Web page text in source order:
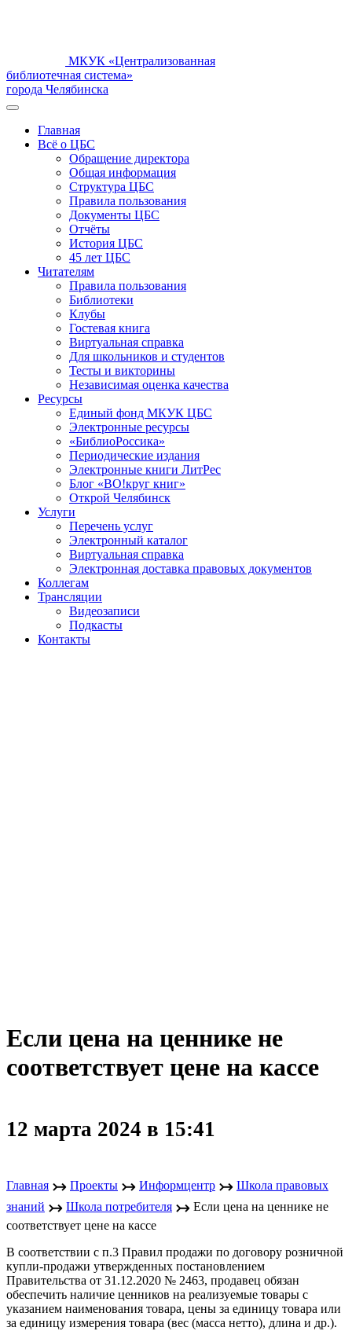
МКУК «Централизованная
библиотечная система»
города Челябинска
Главная
Всё о ЦБС
Обращение директора
Общая информация
Структура ЦБС
Правила пользования
Документы ЦБС
Отчёты
История ЦБС
45 лет ЦБС
Читателям
Правила пользования
Библиотеки
Клубы
Гостевая книга
Виртуальная справка
Для школьников и студентов
Тесты и викторины
Независимая оценка качества
Ресурсы
Единый фонд МКУК ЦБС
Электронные ресурсы
«БиблиоРоссика»
Периодические издания
Электронные книги ЛитРес
Блог «ВО!круг книг»
Открой Челябинск
Услуги
Перечень услуг
Электронный каталог
Виртуальная справка
Электронная доставка правовых документов
Коллегам
Трансляции
Видеозаписи
Подкасты
Контакты
Если цена на ценнике не
соответствует цене на кассе
12 марта 2024 в 15:41
Главная ↣ Проекты ↣ Информцентр ↣ Школа правовых
знаний ↣ Школа потребителя ↣ Если цена на ценнике не
соответствует цене на кассе
В соответствии с п.3 Правил продажи по договору розничной
купли-продажи утвержденных постановлением
Правительства от 31.12.2020 № 2463, продавец обязан
обеспечить наличие ценников на реализуемые товары с
указанием наименования товара, цены за единицу товара или
за единицу измерения товара (вес (масса нетто), длина и др.).